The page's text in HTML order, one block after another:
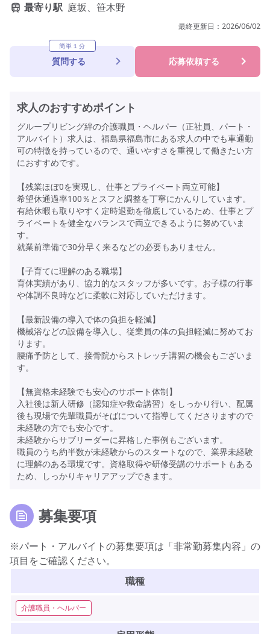
最寄り駅 庭坂、笹木野
最終更新日： 2026/06/02
簡単１分
質問する 応募依頼する
求人のおすすめポイント
グループリビング絆の介護職員・ヘルパー（正社員、パート・
アルバイト）求人は、福島県福島市にある求人の中でも車通勤
可の特徴を持っているので、通いやすさを重視して働きたい方
におすすめです。
【残業ほぼ0を実現し、仕事とプライベート両立可能】
希望休通過率100％とスフと調整を丁寧にかんりしています。
有給休暇も取りやすく定時退勤を徹底しているため、仕事とプ
ライベートを健全なバランスで両立できるように努めていま
す。
就業前準備で30分早く来るなどの必要もありません。
【子育てに理解のある職場】
育休実績があり、協力的なスタッフが多いです。お子様の行事
や体調不良時などに柔軟に対応していただけます。
【最新設備の導入で体の負担を軽減】
機械浴などの設備を導入し、従業員の体の負担軽減に努めてお
ります。
腰痛予防として、接骨院からストレッチ講習の機会もございま
す。
【無資格未経験でも安心のサポート体制】
入社後は新人研修（認知症や救命講習）をしっかり行い、配属
後も現場で先輩職員がそばについて指導してくださりますので
未経験の方でも安心です。
未経験からサブリーダーに昇格した事例もございます。
職員のうち約半数が未経験からのスタートなので、業界未経験
に理解のある環境です。資格取得や研修受講のサポートもある
ため、しっかりキャリアアップできます。
募集要項
※パート・アルバイトの募集要項は「非常勤募集内容」の
項目をご確認ください。
職種
介護職員・ヘルパー